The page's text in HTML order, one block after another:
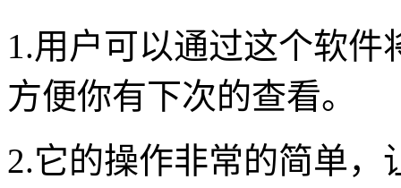
1.用户可以通过这个软
方便你有下次的查看。
2.它的操作非常的简单